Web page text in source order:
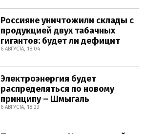
Россияне уничтожили склады с
продукцией двух табачных
гигантов: будет ли дефицит
6 АВГУСТА, 18:04
Электроэнергия будет
распределяться по новому
принципу – Шмыгаль
6 АВГУСТА, 18:23